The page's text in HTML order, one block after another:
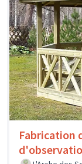
Fabrication